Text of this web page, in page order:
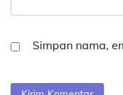
Simpan nama,